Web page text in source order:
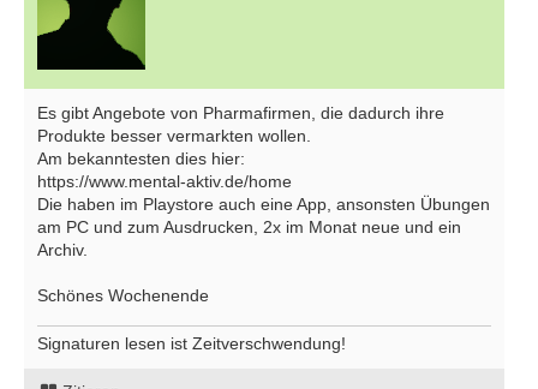
Es gibt Angebote von Pharmafirmen, die dadurch ihre
Produkte besser vermarkten wollen.
Am bekanntesten dies hier:
https://www.mental-aktiv.de/home
Die haben im Playstore auch eine App, ansonsten Übungen
am PC und zum Ausdrucken, 2x im Monat neue und ein
Archiv.
Schönes Wochenende
Signaturen lesen ist Zeitverschwendung!